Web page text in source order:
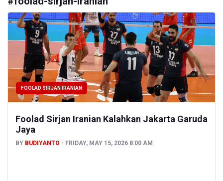
FOOLAD SIRJAN IRANIAN
Foolad Sirjan Iranian Kalahkan Jakarta Garuda
Jaya
BY BUDIYANTO FRIDAY, MAY 15, 2026 8:00 AM